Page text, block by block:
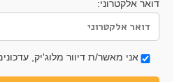
דואר אלקטרוני:
אני מאשר/ת דיוור מלוג'יק,